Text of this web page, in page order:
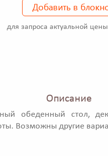
Добавить в
для запроса актуальной
Описание
обеденный стол,
Возможны другие